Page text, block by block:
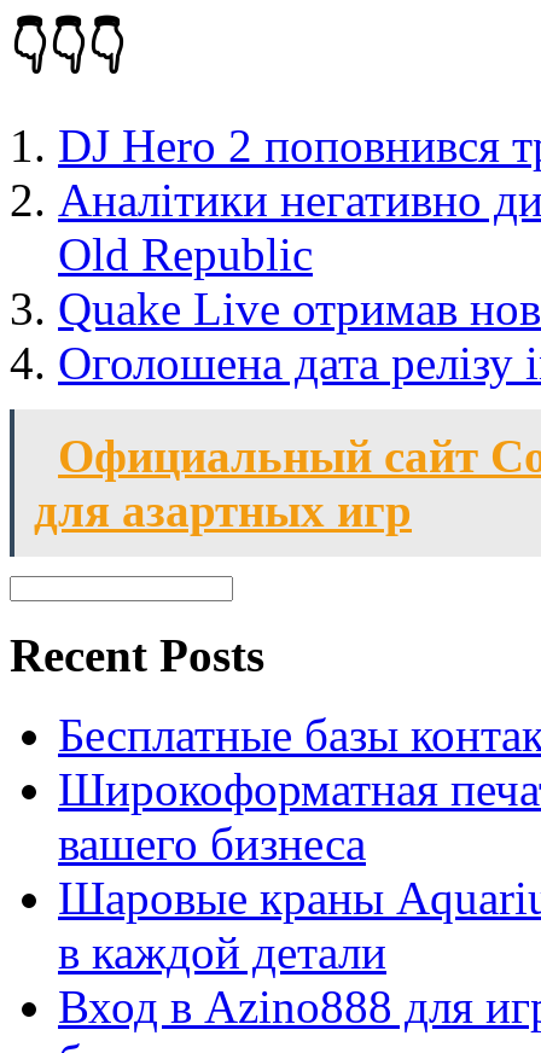
👇👇👇
DJ Hero 2 поповнився
Аналітики негативно
Old Republic
Quake Live отримав
Оголошена дата
Официальный сайт
для азартных игр
Recent Posts
Бесплатные базы
Широкоформатная
вашего бизнеса
Шаровые краны
в каждой детали
Вход в Azino888 для